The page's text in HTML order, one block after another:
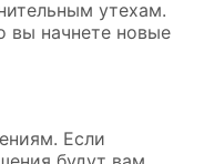
утехам.
вы начнете новые
Если